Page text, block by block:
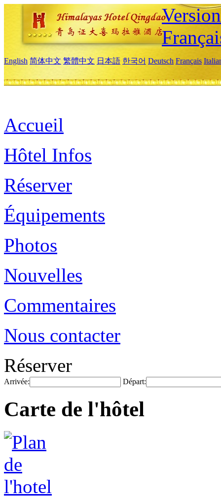
English 简体中文 繁體中文 日本語 한국어 Deutsch Français
Accueil
Hôtel Infos
Réserver
Équipements
Photos
Nouvelles
Commentaires
Nous contacter
Réserver
Arrivée: Départ:
Carte de l'hôtel